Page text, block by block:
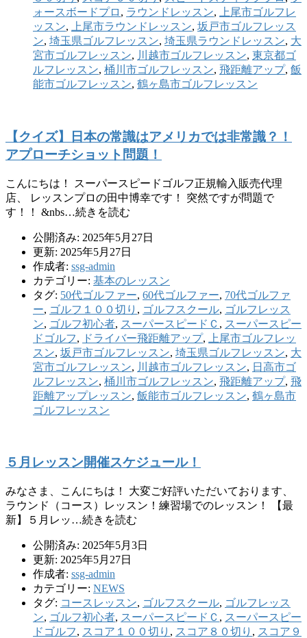
ォースボードプロ , ラウンドレッスン,
上尾市ゴルフレ
ッスン, 上尾市ラウンドレッスン, 坂戸市ゴルフレッス
ン, 埼玉県ゴルフレッスン, 埼玉県ラウンドレッスン, 大
宮市ゴルフレッスン, 川越市ゴルフレッスン, 東京都ゴ
ルフレッスン, 桶川市ゴルフレッスン, 飛距離アップ, 飯
能市ゴルフレッスン, 鶴ヶ島市ゴルフレッスン
【クイズ】日本の常識はアメリカでは非常識？！
アプローチショット問題！
こんにちは！ スーパースピードゴルフ正規輸入販売代理
店、 レッスンプロの田中博幸です！ 突然ですが問題で
す！！ &nbs…続きを読む
公開済み: 2025年5月27日
更新: 2025年5月27日
作成者: ssg-admin
カテゴリー: 基本のレッスン
タグ: 50代ゴルファー, 60代ゴルファー, 70代ゴルファ
ー, ゴルフ１００切り , ゴルフスクール, ゴルフレッス
ン, ゴルフ初心者, スーパースピードＣ , スーパースピー
ドゴルフ, ドライバー飛距離アップ,
上尾市ゴルフレッ
スン, 坂戸市ゴルフレッスン, 埼玉県ゴルフレッスン, 大
宮市ゴルフレッスン, 川越市ゴルフレッスン, 日高市ゴ
ルフレッスン, 桶川市ゴルフレッスン, 飛距離アップ, 飛
距離アップレッスン, 飯能市ゴルフレッスン, 鶴ヶ島市
ゴルフレッスン
５月レッスン開催スケジュール！
みなさま、こんにちは！ 大変ご好評いただいております、
ラウンド（コース）レッスン！練習場でのレッスン！ 【最
新】５月レッ…続きを読む
公開済み: 2025年5月3日
更新: 2025年5月27日
作成者: ssg-admin
カテゴリー: NEWS
タグ: コースレッスン, ゴルフスクール, ゴルフレッス
ン, ゴルフ初心者, スーパースピードＣ , スーパースピー
ドゴルフ, スコア１００切り , スコア８０切り , スコア９